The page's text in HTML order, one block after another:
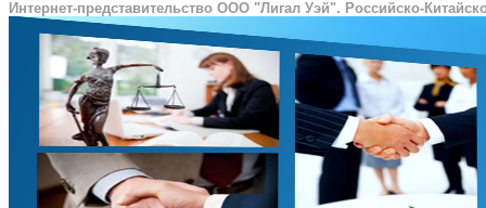
Интернет-представительство ООО "Лигал Уэй". Российско-